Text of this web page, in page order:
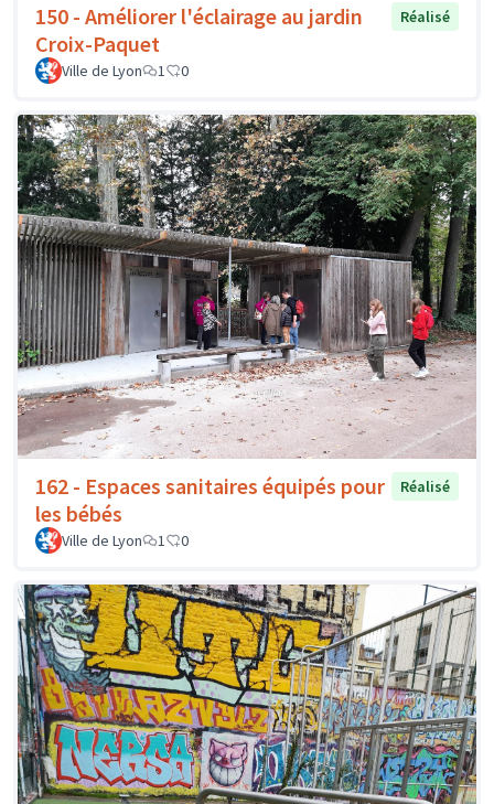
150 - Améliorer l'éclairage au jardin
Croix-Paquet
Réalisé
Ville de Lyon 1 0
162 - Espaces sanitaires équipés pour
les bébés
Réalisé
Ville de Lyon 1 0